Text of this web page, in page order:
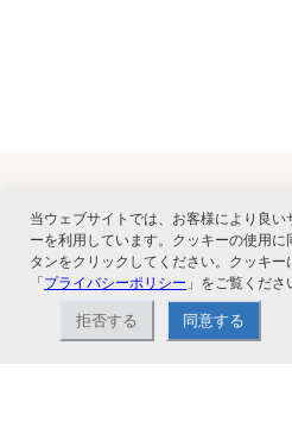
関連サ
当ウェブサイトでは、お客様により良
ーを利用しています。クッキーの使用
タンをクリックしてください。クッキ
「プライバシーポリシー 」をご覧くださ
拒否する 同意する